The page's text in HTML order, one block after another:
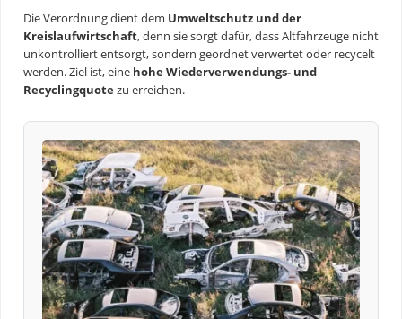
Die Verordnung dient dem Umweltschutz und der
Kreislaufwirtschaft, denn sie sorgt dafür, dass Altfahrzeuge nicht
unkontrolliert entsorgt, sondern geordnet verwertet oder recycelt
werden. Ziel ist, eine hohe Wiederverwendungs- und
Recyclingquotezu erreichen.